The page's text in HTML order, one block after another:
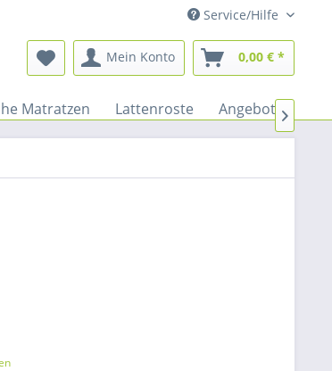
Service/Hilfe
Mein Konto 0,00 € *
Matratzen Lattenroste Angebote